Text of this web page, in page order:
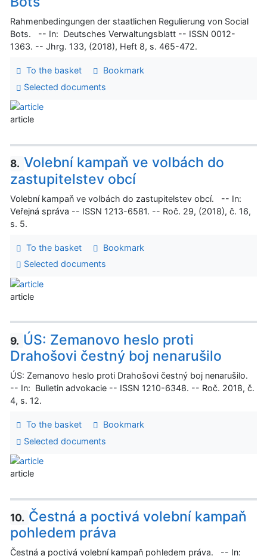
Rahmenbedingungen der staatlichen Regulierung von Social
Bots. -- In: Deutsches Verwaltungsblatt -- ISSN 0012-
1363. -- Jhrg. 133, (2018), Heft 8, s. 465-472.
To the basket
Bookmark
Selected documents
article
8. Volební kampaň ve volbách do
zastupitelstev obcí
Volební kampaň ve volbách do zastupitelstev obcí. -- In:
Veřejná správa -- ISSN 1213-6581. -- Roč. 29, (2018), č. 16,
s. 5.
To the basket
Bookmark
Selected documents
article
9. ÚS: Zemanovo heslo proti
Drahošovi čestný boj nenarušilo
ÚS: Zemanovo heslo proti Drahošovi čestný boj nenarušilo.
-- In: Bulletin advokacie -- ISSN 1210-6348. -- Roč. 2018, č.
4, s. 12.
To the basket
Bookmark
Selected documents
article
10. Čestná a poctivá volební kampaň
pohledem práva
Čestná a poctivá volební kampaň pohledem práva. -- In: